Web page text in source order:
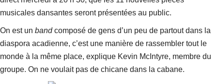
musicales dansantes seront présentées au public.
On est un bandcomposé de gens d’un peu de partout dans la
diaspora acadienne, c’est une manière de rassembler tout le
monde à la même place, explique Kevin McIntyre, membre du
groupe. On ne voulait pas de chicane dans la cabane.